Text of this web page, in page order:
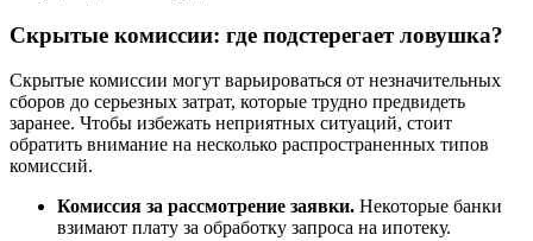
Скрытые комиссии: где подстерегает ловушка?
Скрытые комиссии могут варьироваться от незначительных
сборов до серьезных затрат, которые трудно предвидеть
заранее. Чтобы избежать неприятных ситуаций, стоит
обратить внимание на несколько распространенных типов
комиссий.
Комиссия за рассмотрение заявки. Некоторые банки
взимают плату за обработку запроса на ипотеку.